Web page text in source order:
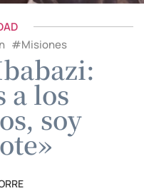
#Misiones
a los
soy